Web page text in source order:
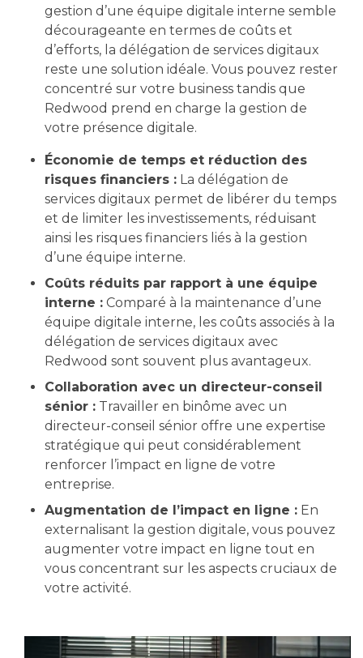
gestion d’une équipe digitale interne semble
décourageante en termes de coûts et
d’efforts, la délégation de services digitaux
reste une solution idéale. Vous pouvez rester
concentré sur votre business tandis que
Redwood prend en charge la gestion de
votre présence digitale.
Économie de temps et réduction des
risques financiers : La délégation de
services digitaux permet de libérer du temps
et de limiter les investissements, réduisant
ainsi les risques financiers liés à la gestion
d’une équipe interne.
Coûts réduits par rapport à une équipe
interne : Comparé à la maintenance d’une
équipe digitale interne, les coûts associés à la
délégation de services digitaux avec
Redwood sont souvent plus avantageux.
Collaboration avec un directeur-conseil
sénior : Travailler en binôme avec un
directeur-conseil sénior offre une expertise
stratégique qui peut considérablement
renforcer l’impact en ligne de votre
entreprise.
Augmentation de l’impact en ligne : En
externalisant la gestion digitale, vous pouvez
augmenter votre impact en ligne tout en
vous concentrant sur les aspects cruciaux de
votre activité.